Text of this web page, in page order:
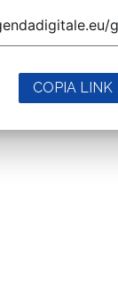
COPIA LINK